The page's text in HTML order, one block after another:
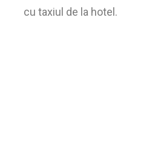
cu taxiul de la hotel.